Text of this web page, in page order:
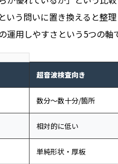
いう問いに置き換えると整
運用しやすさという5つの軸
超音波検査向き
数分〜数十分/箇所
相対的に低い
単純形状・厚板